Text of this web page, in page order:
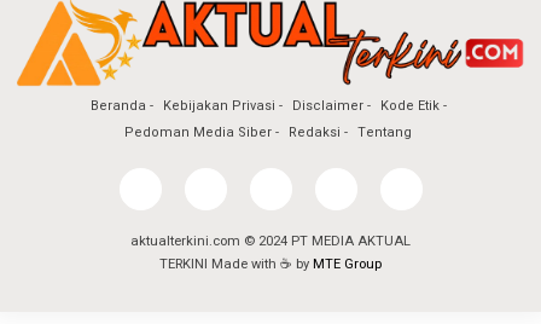
Beranda Kebijakan Privasi Disclaimer
Kode Etik
Pedoman Media Siber
Redaksi Tentang
aktualterkini.com © 2024 PT MEDIA AKTUAL
TERKINI Made with ☕ by MTE Group